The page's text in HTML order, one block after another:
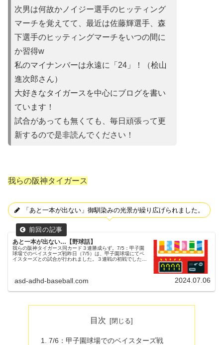
次男は何故かノイ ジー選手のヒッティング
マーチを覚えてて、最近は佐藤輝選手、森
下選手のヒッティングマーチをいつの間に
か習得w
私のマイナンバーは永遠に「24」！（桧山
進次郎さん）
大好きなタイガースを中心にブログを書い
ています！
試合があって も無くても、毎日頑張って更
新するので是非読んでください！
我らの阪神タイガース
「あと一本が出ない」御馴染みの光景が繰り広げられました。
あと一本が出ない…【野球話】
我らの阪神タイガース同カード３連勝成らず。7/5：甲子園
球場でのベイスターズ戦昨日（7/5）は、甲子園球場にてベ
イスターズとの試合が行われました。３連戦の初戦でした。
asd-adhd-baseball.com 2024.07.06
目次
7/6：甲子園球場でのベイスターズ戦